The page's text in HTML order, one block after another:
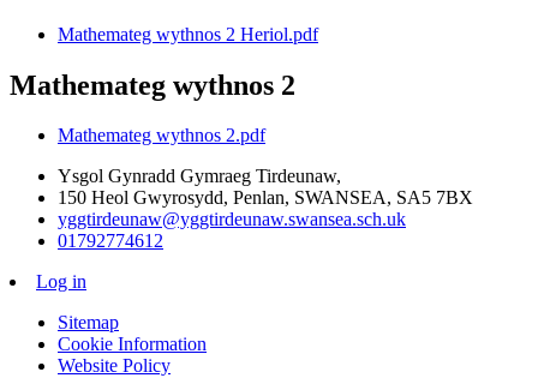
Mathemateg wythnos 2 Heriol.pdf
Mathemateg wythnos 2
Mathemateg wythnos 2.pdf
Ysgol Gynradd Gymraeg Tirdeunaw,
150 Heol Gwyrosydd, Penlan, SWANSEA, SA5 7BX
yggtirdeunaw@yggtirdeunaw.swansea.sch.uk
01792774612
Log in
Sitemap
Cookie Information
Website Policy